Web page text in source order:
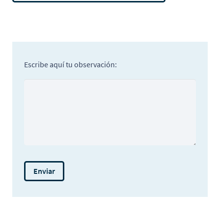
Escribe aquí tu observación: